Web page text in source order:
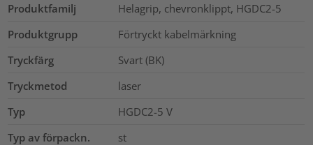
Produktfamilj
Helagrip, chevronklippt, HGDC2-5
Produktgrupp
Förtryckt kabelmärkning
Tryckfärg
Svart (BK)
Tryckmetod
laser
Typ
HGDC2-5 V
Typ av förpackn.
st